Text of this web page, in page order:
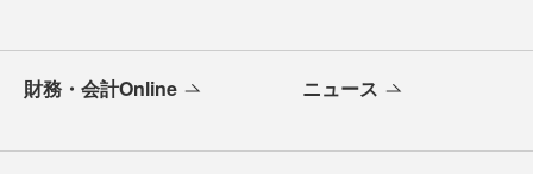
財務・会計Online ニュース